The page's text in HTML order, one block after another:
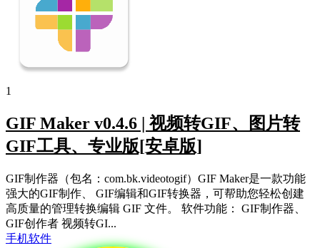
1
GIF Maker v0.4.6 | 视频转GIF、图片转
GIF工具、专业版[安卓版]
GIF制作器（包名：com.bk.videotogif）GIF Maker是一款功能
强大的GIF制作、 GIF编辑和GIF转换器，可帮助您轻松创建
高质量的管理转换编辑 GIF 文件。 软件功能： GIF制作器、
GIF创作者 视频转GI...
手机软件